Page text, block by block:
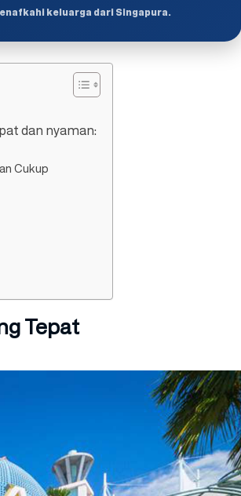
keluarga dari Singapura.
dan nyaman:
Cukup
Tepat